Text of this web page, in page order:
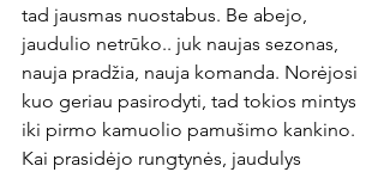
tad jausmas nuostabus. Be abejo,
jaudulio netrūko.. juk naujas sezonas,
nauja pradžia, nauja komanda. Norėjosi
kuo geriau pasirodyti, tad tokios mintys
iki pirmo kamuolio pamušimo kankino.
Kai prasidėjo rungtynės, jaudulys